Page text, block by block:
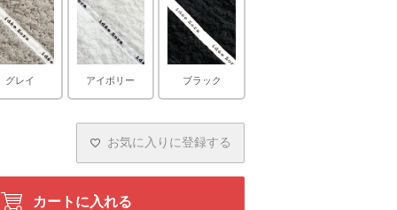
グレイ アイボリー ブラック
お気に入りに登録する
カートに入れる